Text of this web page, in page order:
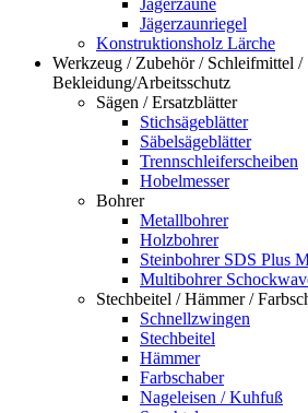
Jägerzäune
Jägerzaunriegel
Konstruktionsholz Lärche
Werkzeug / Zubehör / Schleifmittel /
Bekleidung/Arbeitsschutz
Sägen / Ersatzblätter
Stichsägeblätter
Säbelsägeblätter
Trennschleiferscheiben
Hobelmesser
Bohrer
Metallbohrer
Holzbohrer
Steinbohrer SDS Plus
Multibohrer
Stechbeitel / Hämmer /
Schnellzwingen
Stechbeitel
Hämmer
Farbschaber
Nageleisen / Kuhfuß